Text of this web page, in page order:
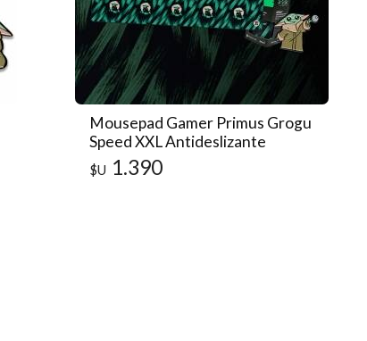
Mousepad Gamer Primus Grogu
Speed XXL Antideslizante
Original
$U 1.390